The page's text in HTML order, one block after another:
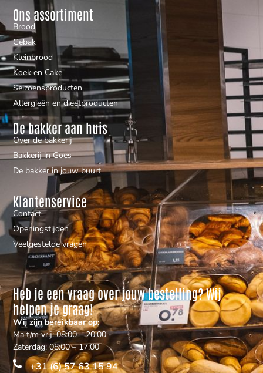
Ons assortiment
Brood
Gebak
Kleinbrood
Koek en Cake
Seizoensproducten
Allergieën en dieetproducten
De bakker aan huis
Over de bakkerij
Bakkerij in Goes
De bakker in jouw buurt
Klantenservice
Contact
Openingstijden
Veelgestelde vragen
Heb je een vraag over jouw bestelling? Wij
helpen je graag!
Wij zijn bereikbaar op:
Ma t/m vrij: 08:00 – 20:00
Zaterdag: 08:00 – 17:00
+31 (6) 57 63 15 94